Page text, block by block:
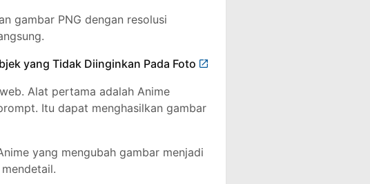
gambar PNG dengan resolusi
yang Tidak Diinginkan Pada Foto
Alat pertama adalah Anime
Itu dapat menghasilkan gambar
yang mengubah gambar menjadi